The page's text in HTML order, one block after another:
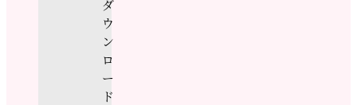
ダ
ウ
ン
ロ
ー
ド